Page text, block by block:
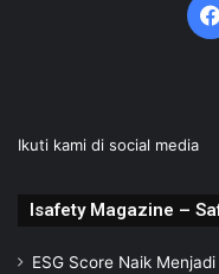
Ikuti kami di social media
Isafety Magazine –
ESG Score Naik